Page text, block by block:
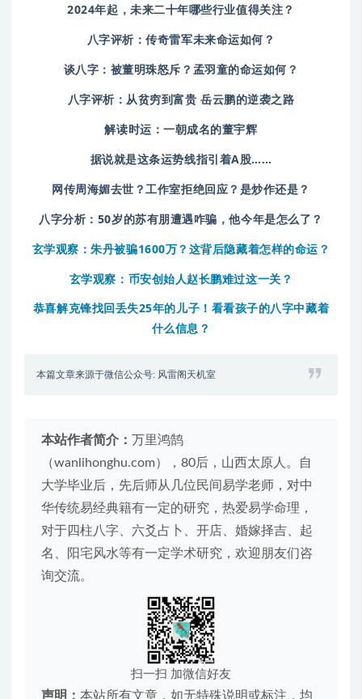
2024年起，未来二十年哪些行业值得关注？
八字评析：传奇雷军未来命运如何？
谈八字：被董明珠怒斥？孟羽童的命运如何？
八字评析：从贫穷到富贵 岳云鹏的逆袭之路
解读时运：一朝成名的董宇辉
据说就是这条运势线指引着A股……
网传周海媚去世？工作室拒绝回应？是炒作还是？
八字分析：50岁的苏有朋遭遇咋骗，他今年是怎么了？
玄学观察：朱丹被骗1600万？这背后隐藏着怎样的命运？
玄学观察：币安创始人赵长鹏难过这一关？
恭喜解克锋找回丢失25年的儿子！看看孩子的八字中藏着
什么信息？
本篇文章来源于微信公众号: 风雷阁天机室
本站作者简介： 万里鸿鹄
（wanlihonghu.com），80后，山西太原人。自
大学毕业后，先后师从几位民间易学老师，对中
华传统易经典籍有一定的研究，热爱易学命理，
对于四柱八字、六爻占卜、开店、婚嫁择吉、起
名、阳宅风水等有一定学术研究，欢迎朋友们咨
询交流。
扫一扫 加微信好友
声明： 本站所有文章，如无特殊说明或标注，均